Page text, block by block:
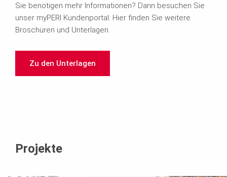
Sie benötigen mehr Informationen? Dann besuchen Sie
unser myPERI Kundenportal. Hier finden Sie weitere
Broschüren und Unterlagen.
Zu den Unterlagen
Projekte